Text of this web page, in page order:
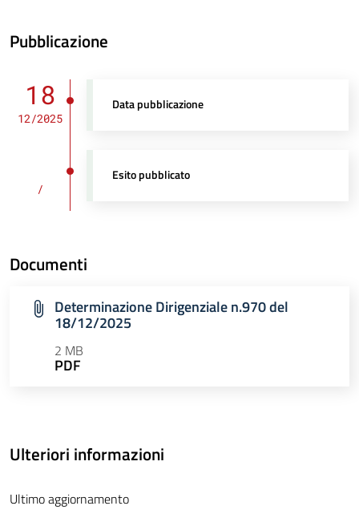
Pubblicazione
18
12/2025
Data pubblicazione
/
Esito pubblicato
Documenti
Determinazione Dirigenziale n.970 del
18/12/2025
2 MB
PDF
Ulteriori informazioni
Ultimo aggiornamento